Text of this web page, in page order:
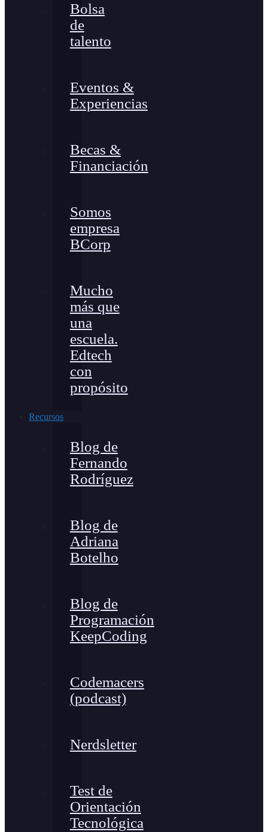
Bolsa
de
talento
Eventos &
Experiencias
Becas &
Financiación
Somos
empresa
BCorp
Mucho
más que
una
escuela.
Edtech
con
propósito
Recursos
Blog de
Fernando
Rodríguez
Blog de
Adriana
Botelho
Blog de
Programación
KeepCoding
Codemacers
(podcast)
Nerdsletter
Test de
Orientación
Tecnológica